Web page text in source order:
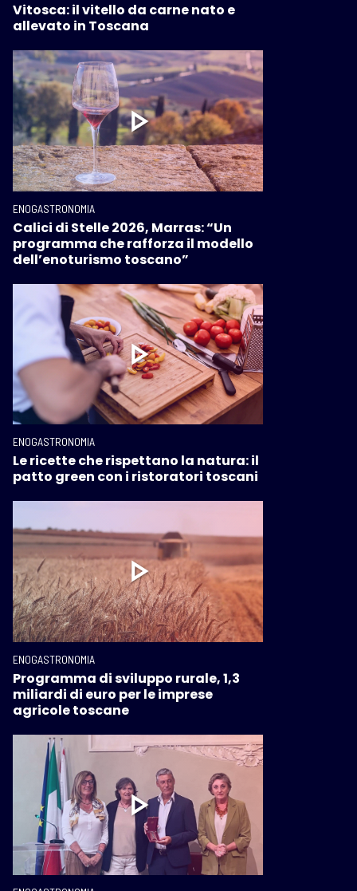
Vitosca: il vitello da carne nato e
allevato in Toscana
ENOGASTRONOMIA
Calici di Stelle 2026, Marras: “Un
programma che rafforza il modello
dell’enoturismo toscano”
ENOGASTRONOMIA
Le ricette che rispettano la natura: il
patto green con i ristoratori toscani
ENOGASTRONOMIA
Programma di sviluppo rurale, 1,3
miliardi di euro per le imprese
agricole toscane